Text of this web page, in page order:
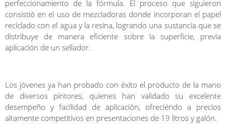
perfeccionamiento de la fórmula. El proceso que siguieron
consistió en el uso de mezcladoras donde incorporan el papel
reciclado con el agua y la resina, logrando una sustancia que se
distribuye de manera eficiente sobre la superficie, previa
aplicación de un sellador.
Los jóvenes ya han probado con éxito el producto de la mano
de diversos pintores, quienes han validado su excelente
desempeño y facilidad de aplicación, ofreciéndo a precios
altamente competitivos en presentaciones de 19 litros y galón.